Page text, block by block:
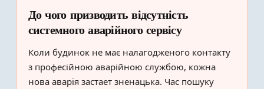
До чого призводить відсутність
системного аварійного сервісу
Коли будинок не має налагодженого контакту
з професійною аварійною службою, кожна
нова аварія застает зненацька. Час пошуку